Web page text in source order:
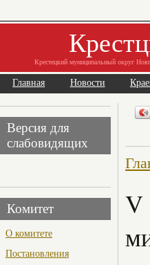
Крестецкий муниципальный округ
Главная Новости
Версия для
слабовидящих
Комитет
О комитете
Постановления
V